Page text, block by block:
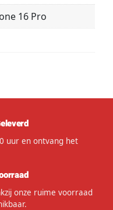
16 Pro
uur en ontvang het
onze ruime voorraad